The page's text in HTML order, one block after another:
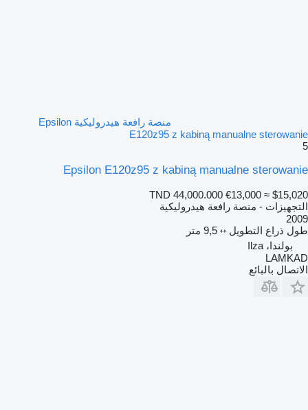
منصة رافعة هيدروليكية Epsilon
E120z95 z kabiną manualne sterowanie
5
Epsilon E120z95 z kabiną manualne sterowanie
TND 44,000.000 €13,000 ≈ $15,020
التجهيزات - منصة رافعة هيدروليكية
2009
طول ذراع التطويل
9,5 متر
بولندا، Ilza
LAMKAD
الاتصال بالبائع